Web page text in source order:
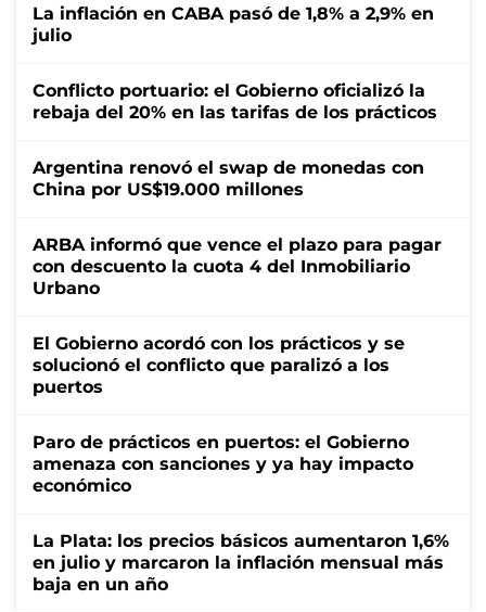
La inflación en CABA pasó de 1,8% a 2,9% en
julio
Conflicto portuario: el Gobierno oficializó la
rebaja del 20% en las tarifas de los prácticos
Argentina renovó el swap de monedas con
China por US$19.000 millones
ARBA informó que vence el plazo para pagar
con descuento la cuota 4 del Inmobiliario
Urbano
El Gobierno acordó con los prácticos y se
solucionó el conflicto que paralizó a los
puertos
Paro de prácticos en puertos: el Gobierno
amenaza con sanciones y ya hay impacto
económico
La Plata: los precios básicos aumentaron 1,6%
en julio y marcaron la inflación mensual más
baja en un año